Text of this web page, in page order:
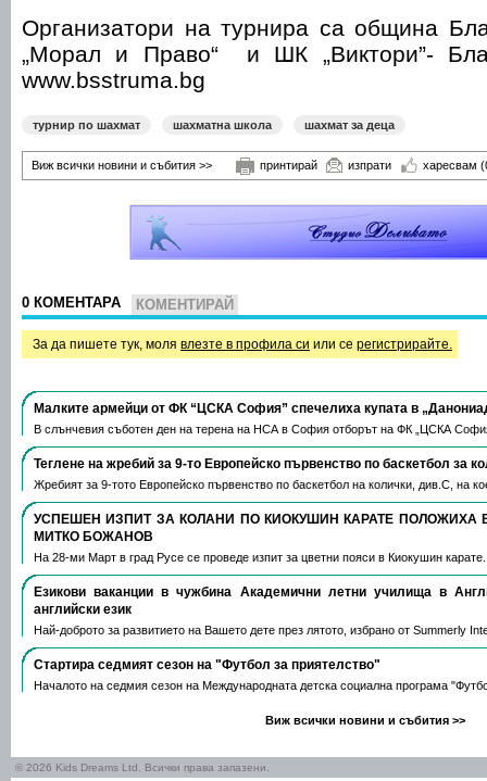
Организатори на турнира са община
„Морал и Право“ и ШК „Виктори”-
www.bsstruma.bg
турнир по шахмат шахматна школа шахмат за деца
Виж всички новини и събития >> принтирай изпрати харесвам
0 КОМЕНТАРА КОМЕНТИРАЙ
За да пишете тук, моля влезте в профила си или се регистрирайте.
Малките армейци от ФК “ЦСКА София” спечелиха купата в
В слънчевия съботен ден на терена на НСА в София отборът на ФК „ЦСКА
Теглене на жребий за 9-то Европейско първенство по баскетбол за
Жребият за 9-тото Европейско първенство по баскетбол на колички, див.С, на
УСПЕШЕН ИЗПИТ ЗА КОЛАНИ ПО КИОКУШИН КАРАТЕ ПОЛОЖИХА
МИТКО БОЖАНОВ
На 28-ми Март в град Русе се проведе изпит за цветни пояси в Киокушин
Езикови ваканции​ в чужбина Академични летни училища в
английски език
Най-доброто за развитието на Вашето дете през лятото, избрано от Summerly
Стартира седмият сезон на "Футбол за приятелство"
Началото на седмия сезон на Международната детска социална програма
Виж всички новини и събития >>
© 2026 Kids Dreams Ltd. Всички права запазени.